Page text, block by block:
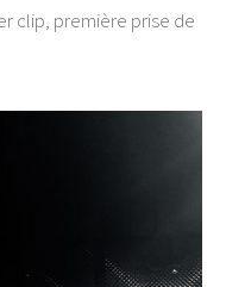
clip, première prise de